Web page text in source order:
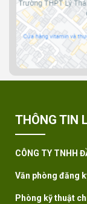
THÔNG TIN
CÔNG TY TNHH
Văn phòng đăng
Phòng kỹ thuật